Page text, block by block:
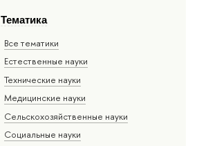
Тематика
Все тематики
Естественные науки
Тех­ничес­кие науки
Медицинские науки
Сельскохозяйственные науки
Социальные науки